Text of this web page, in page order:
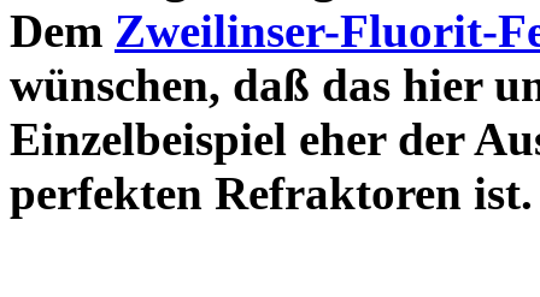
Dem Zweilinser-Fluorit-
wünschen, daß das hier
Einzelbeispiel eher der
perfekten